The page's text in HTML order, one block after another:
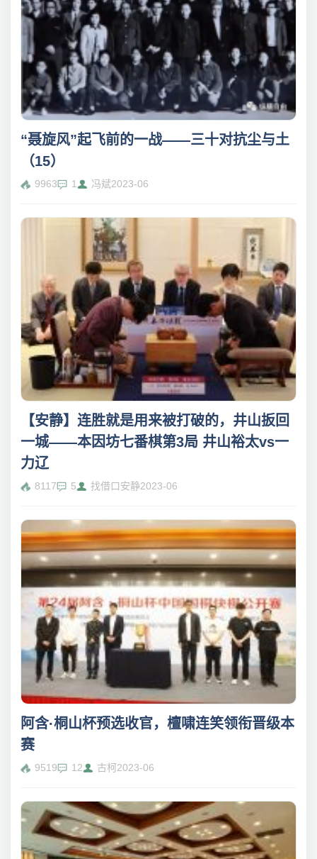
“聂旋风”起飞前的一战——三十对抗尘与土
（15）
9963 1 冯斌2023-06
【安静】连胜就是用来被打破的，井山扳回
一城——本因坊七番棋第3局 井山裕太vs一
力辽
8117 5 找借口安静2023-06
阿含·桐山杯预选收官，檀啸连笑领衔晋级本
赛
9519 12 古柯2023-06